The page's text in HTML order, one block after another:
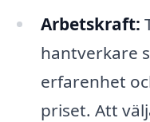
Arbetskraft:
hantverkare
erfarenhet
priset. Att